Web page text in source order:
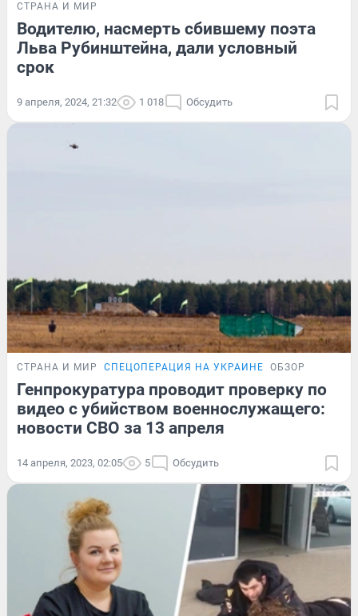
СТРАНА И МИР
Водителю, насмерть сбившему поэта
Льва Рубинштейна, дали условный
срок
9 апреля, 2024, 21:32 1 018 Обсудить
СТРАНА И МИР СПЕЦОПЕРАЦИЯ НА УКРАИНЕ ОБЗОР
Генпрокуратура проводит проверку по
видео с убийством военнослужащего:
новости СВО за 13 апреля
14 апреля, 2023, 02:05 5 Обсудить